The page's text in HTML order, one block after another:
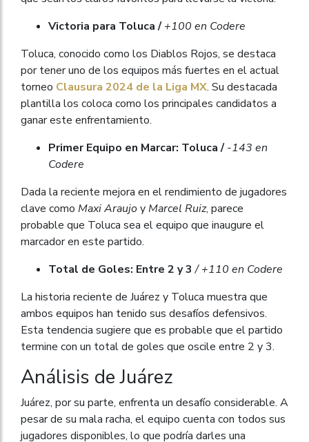
Victoria para Toluca /+100 en Codere
Toluca, conocido como los Diablos Rojos, se destaca
por tener uno de los equipos más fuertes en el actual
torneo Clausura 2024 de la Liga MX. Su destacada
plantilla los coloca como los principales candidatos a
ganar este enfrentamiento.
Primer Equipo en Marcar: Toluca /-143 en
Codere
Dada la reciente mejora en el rendimiento de jugadores
clave como Maxi AraujoyMarcel Ruiz, parece
probable que Toluca sea el equipo que inaugure el
marcador en este partido.
Total de Goles: Entre 2 y 3/ +110 en Codere
La historia reciente de Juárez y Toluca muestra que
ambos equipos han tenido sus desafíos defensivos.
Esta tendencia sugiere que es probable que el partido
termine con un total de goles que oscile entre 2 y 3.
Análisis de Juárez
Juárez, por su parte, enfrenta un desafío considerable. A
pesar de su mala racha, el equipo cuenta con todos sus
jugadores disponibles, lo que podría darles una